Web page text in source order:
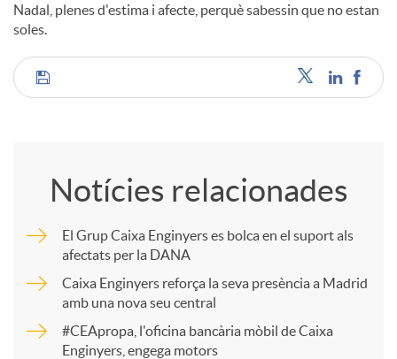
Nadal, plenes d'estima i afecte, perquè sabessin que no estan
soles.
C
p
a
Notícies relacionades
El Grup Caixa Enginyers es bolca en el suport als
afectats per la DANA
Caixa Enginyers reforça la seva presència a Madrid
amb una nova seu central
#CEApropa, l'oficina bancària mòbil de Caixa
Enginyers, engega motors